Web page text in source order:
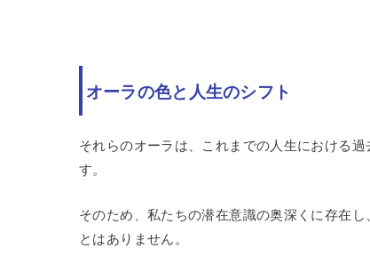
オーラの色と人生のシフト
それらのオーラは、これまでの人生における
す。
そのため、私たちの潜在意識の奥深くに存在
とはありません。